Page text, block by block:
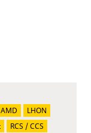
AMD
LHON
RCS / CCS